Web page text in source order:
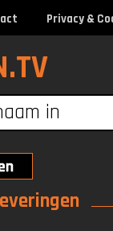
Privacy &